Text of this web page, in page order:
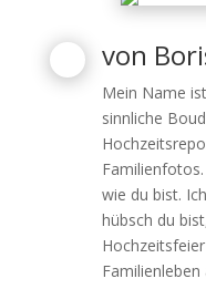
von
Mein Name
sinnliche
wie du bist.
hübsch du
Familienleben